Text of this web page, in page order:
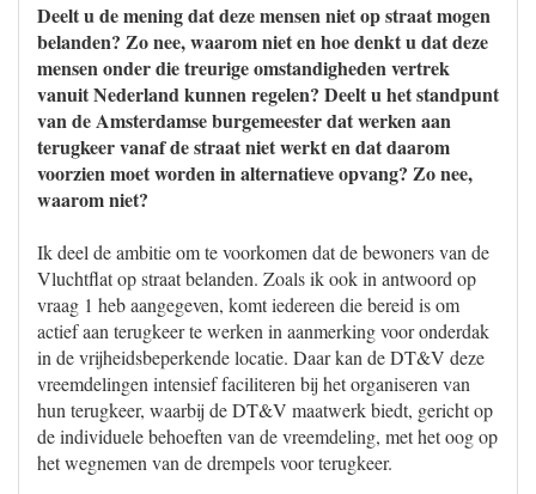
Deelt u de mening dat deze mensen niet op straat mogen
belanden? Zo nee, waarom niet en hoe denkt u dat deze
mensen onder die treurige omstandigheden vertrek
vanuit Nederland kunnen regelen? Deelt u het standpunt
van de Amsterdamse burgemeester dat werken aan
terugkeer vanaf de straat niet werkt en dat daarom
voorzien moet worden in alternatieve opvang? Zo nee,
waarom niet?
Ik deel de ambitie om te voorkomen dat de bewoners van de
Vluchtflat op straat belanden. Zoals ik ook in antwoord op
vraag 1 heb aangegeven, komt iedereen die bereid is om
actief aan terugkeer te werken in aanmerking voor onderdak
in de vrijheidsbeperkende locatie. Daar kan de DT&V deze
vreemdelingen intensief faciliteren bij het organiseren van
hun terugkeer, waarbij de DT&V maatwerk biedt, gericht op
de individuele behoeften van de vreemdeling, met het oog op
het wegnemen van de drempels voor terugkeer.